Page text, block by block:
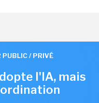
PUBLIC / PRIVÉ
l'IA, mais